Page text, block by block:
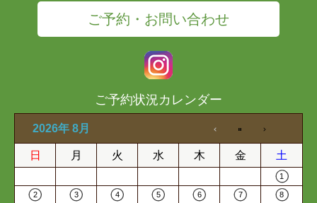
ご予約・お問い合わせ
ご予約状況カレンダー
2026年 8月
日 月 火 水 木 金 土
1
2 3 4 5 6 7 8